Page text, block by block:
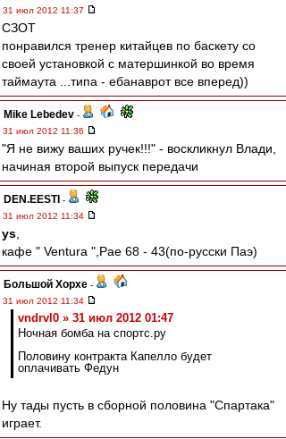
31 июл 2012 11:37
СЗОТ
понравился тренер китайцев по баскету со
своей установкой с матершинкой во время
таймаута ...типа - ебанаврот все вперед))
Mike Lebedev -
31 июл 2012 11:36
"Я не вижу ваших ручек!!!" - воскликнул Влади,
начиная второй выпуск передачи
DEN.EESTI -
31 июл 2012 11:34
ys
кафе " Ventura ",Pae 68 - 43(по-русски Паэ)
Большой Хорхе -
31 июл 2012 11:34
vndrvl0 » 31 июл 2012 01:47
Ночная бомба на спортс.ру
Половину контракта Капелло будет
оплачивать Федун
Ну тады пусть в сборной половина "Спартака"
играет.